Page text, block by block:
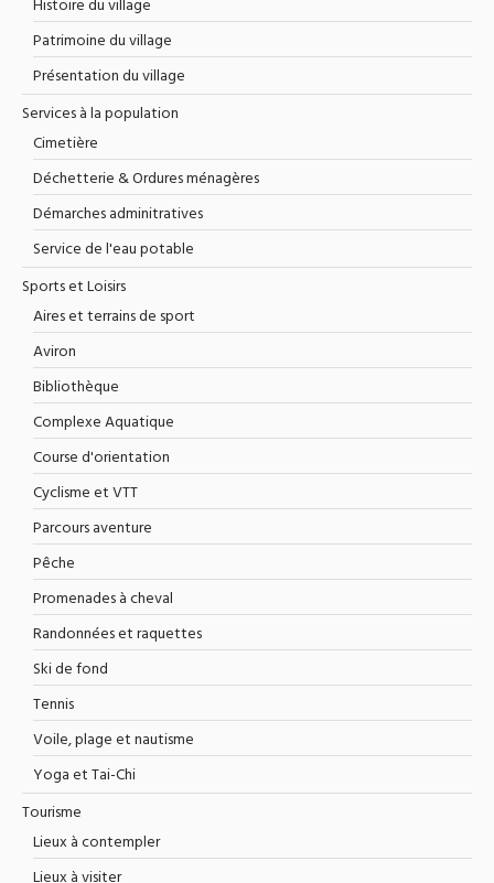
Histoire du village
Patrimoine du village
Présentation du village
Services à la population
Cimetière
Déchetterie & Ordures ménagères
Démarches adminitratives
Service de l'eau potable
Sports et Loisirs
Aires et terrains de sport
Aviron
Bibliothèque
Complexe Aquatique
Course d'orientation
Cyclisme et VTT
Parcours aventure
Pêche
Promenades à cheval
Randonnées et raquettes
Ski de fond
Tennis
Voile, plage et nautisme
Yoga et Tai-Chi
Tourisme
Lieux à contempler
Lieux à visiter